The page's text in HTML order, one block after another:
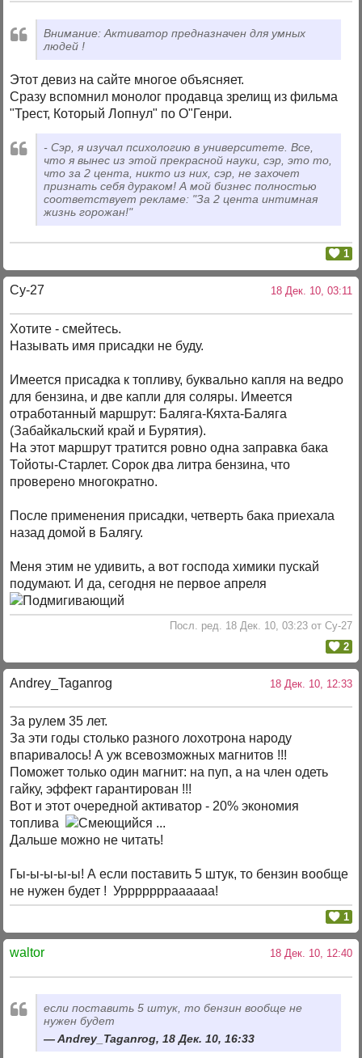
Внимание: Активатор предназначен для умных
людей !
Этот девиз на сайте многое объясняет.
Сразу вспомнил монолог продавца зрелищ из фильма
"Трест, Который Лопнул" по О"Генри.
- Сэр, я изучал психологию в университете. Все,
что я вынес из этой прекрасной науки, сэр, это то,
что за 2 цента, никто из них, сэр, не захочет
признать себя дураком! А мой бизнес полностью
соответствует рекламе: "За 2 цента интимная
жизнь горожан!"
1
Су-27 18 Дек. 10, 03:11
Хотите - смейтесь.
Называть имя присадки не буду.
Имеется присадка к топливу, буквально капля на ведро
для бензина, и две капли для соляры. Имеется
отработанный маршрут: Баляга-Кяхта-Баляга
(Забайкальский край и Бурятия).
На этот маршрут тратится ровно одна заправка бака
Тойоты-Старлет. Сорок два литра бензина, что
проверено многократно.
После применения присадки, четверть бака приехала
назад домой в Балягу.
Меня этим не удивить, а вот господа химики пускай
подумают. И да, сегодня не первое апреля
Посл. ред. 18 Дек. 10, 03:23 от Су-27
2
Andrey_Taganrog 18 Дек. 10, 12:33
За рулем 35 лет.
За эти годы столько разного лохотрона народу
впаривалось! А уж всевозможных магнитов !!!
Поможет только один магнит: на пуп, а на член одеть
гайку, эффект гарантирован !!!
Вот и этот очередной активатор - 20% экономия
топлива
...
Дальше можно не читать!
Гы-ы-ы-ы-ы! А если поставить 5 штук, то бензин вообще
не нужен будет ! Уррррррраааааа!
1
waltor 18 Дек. 10, 12:40
если поставить 5 штук, то бензин вообще не
нужен будет
Andrey_Taganrog, 18 Дек. 10, 16:33